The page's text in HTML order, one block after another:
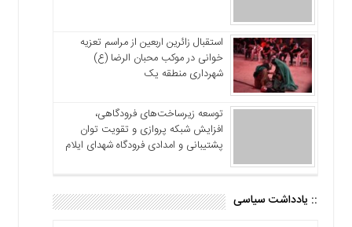
استقبال زائرین اربعین از مراسم تعزیه
خوانی در موکب محبان الرضا (ع)
شهرداری منطقه یک
توسعه زیرساخت‌های فرودگاهی،
افزایش شبکه پروازی و تقویت توان
پشتیبانی و امدادی فرودگاه شهدای ایلام
:: یادداشت سیاسی